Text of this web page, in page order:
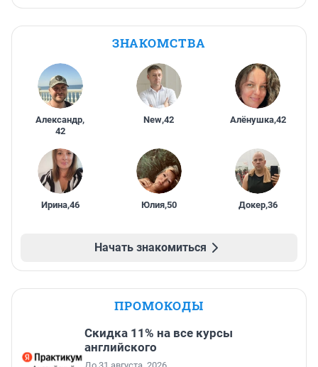
ЗНАКОМСТВА
Александр,
42
New,42 Алёнушка,42
Ирина,46 Юлия,50 Докер,36
Начать знакомиться
ПРОМОКОДЫ
Скидка 11% на все курсы
английского